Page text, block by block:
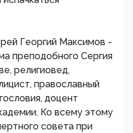
Георгий Максимов -
преподобного Сергия
религиовед,
православный
доцент
Ко всему этому
совета при